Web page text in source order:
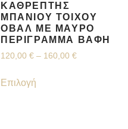
ΚΑΘΡΈΠΤΗΣ
ΜΠΆΝΙΟΥ ΤΟΊΧΟΥ
ΟΒΆΛ ΜΕ ΜΑΎΡΟ
ΠΕΡΊΓΡΑΜΜΑ ΒΑΦΉ
120,00 € – 160,00 €
Επιλογή